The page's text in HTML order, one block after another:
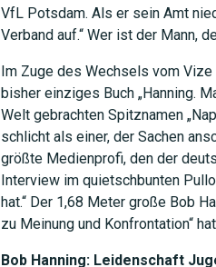
VfL Potsdam. Als er sein Amt
Verband auf.“ Wer ist der Mann,
Im Zuge des Wechsels vom
bisher einziges Buch „Hanning.
Welt gebrachten Spitznamen
schlicht als einer, der Sachen
größte Medienprofi, den der
Interview im quietschbunten
hat.“ Der 1,68 Meter große Bob
zu Meinung und Konfrontation“
Bob Hanning: Leidenschaft